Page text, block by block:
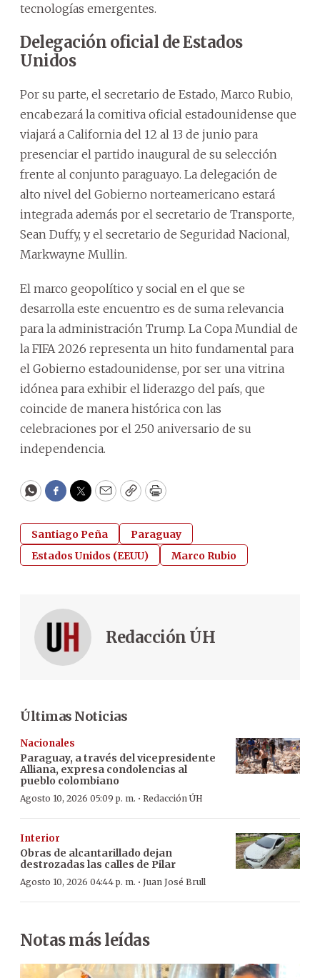
tecnologías emergentes.
Delegación oficial de Estados
Unidos
Por su parte, el secretario de Estado, Marco Rubio,
encabezará la comitiva oficial estadounidense que
viajará a California del 12 al 13 de junio para
presenciar el partido inaugural de su selección
frente al conjunto paraguayo. La delegación de
alto nivel del Gobierno norteamericano estará
integrada además por el secretario de Transporte,
Sean Duffy, y el secretario de Seguridad Nacional,
Markwayne Mullin.
El marco geopolítico y social en el que se
desarrolla este encuentro es de suma relevancia
para la administración Trump. La Copa Mundial de
la FIFA 2026 representa un hito fundamental para
el Gobierno estadounidense, por ser una vitrina
idónea para exhibir el liderazgo del país, que
coincide de manera histórica con las
celebraciones por el 250 aniversario de su
independencia.
WhatsApp
Facebook
Twitter
EmailCopyPrint
Santiago Peña
Paraguay
Estados Unidos (EEUU)
Marco Rubio
Redacción ÚH
Últimas Noticias
Nacionales
Paraguay, a través del vicepresidente
Alliana, expresa condolencias al
pueblo colombiano
Agosto 10, 2026 05:09 p. m. · Redacción ÚH
Interior
Obras de alcantarillado dejan
destrozadas las calles de Pilar
Agosto 10, 2026 04:44 p. m. · Juan José Brull
Notas más leídas